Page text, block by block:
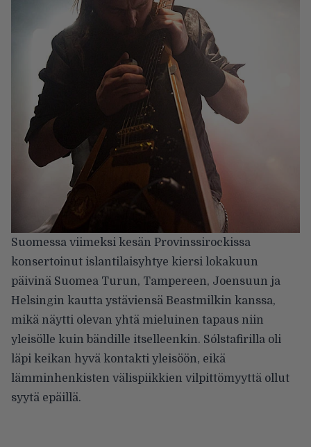
Suomessa viimeksi kesän Provinssirockissa
konsertoinut islantilaisyhtye kiersi lokakuun
päivinä Suomea Turun, Tampereen, Joensuun ja
Helsingin kautta ystäviensä Beastmilkin kanssa,
mikä näytti olevan yhtä mieluinen tapaus niin
yleisölle kuin bändille itselleenkin. Sólstafirilla oli
läpi keikan hyvä kontakti yleisöön, eikä
lämminhenkisten välispiikkien vilpittömyyttä ollut
syytä epäillä.